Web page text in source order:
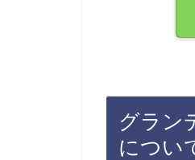
グラン
につい